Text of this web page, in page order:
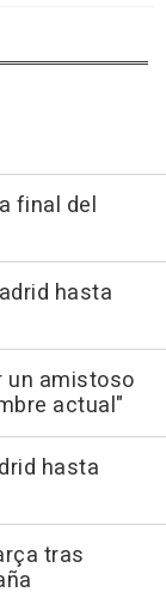
final del
hasta
un amistoso
actual"
hasta
tras